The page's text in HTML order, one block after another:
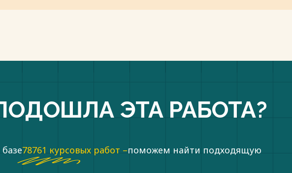
ЭТА РАБОТА?
78761 курсовых работ –поможем найти подходящую